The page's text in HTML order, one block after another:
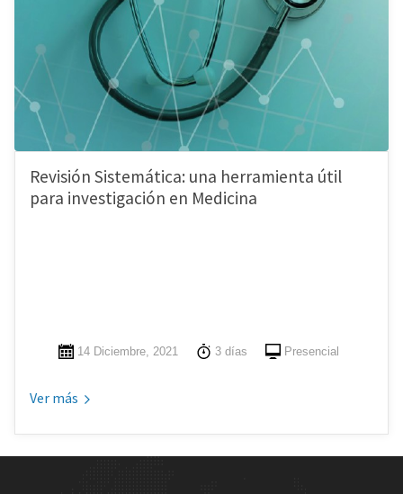
Revisión Sistemática: una herramienta útil
para investigación en Medicina
14 Diciembre, 2021 3 días Presencial
Ver más